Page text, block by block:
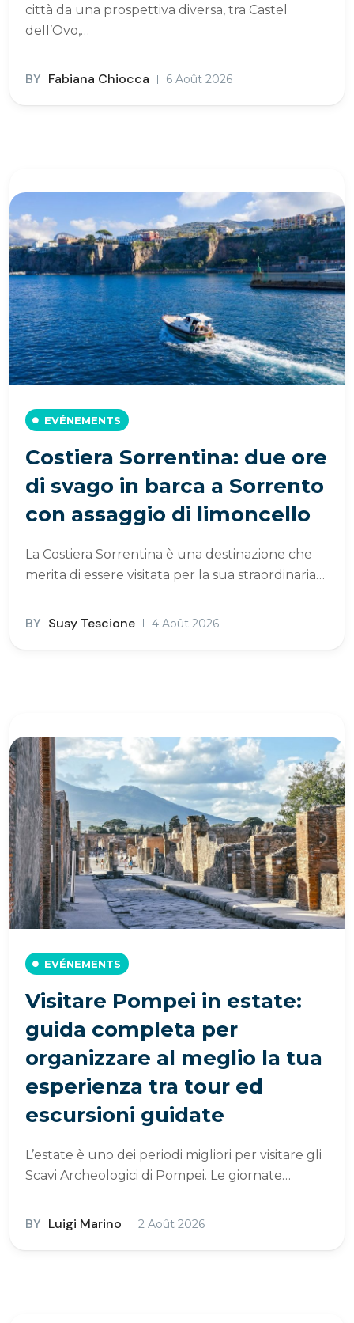
città da una prospettiva diversa, tra Castel
dell’Ovo,…
BY Fabiana Chiocca 6 Août 2026
EVÉNEMENTS
Costiera Sorrentina: due ore
di svago in barca a Sorrento
con assaggio di limoncello
La Costiera Sorrentina è una destinazione che
merita di essere visitata per la sua straordinaria…
BY Susy Tescione 4 Août 2026
EVÉNEMENTS
Visitare Pompei in estate:
guida completa per
organizzare al meglio la tua
esperienza tra tour ed
escursioni guidate
L’estate è uno dei periodi migliori per visitare gli
Scavi Archeologici di Pompei. Le giornate…
BY Luigi Marino 2 Août 2026